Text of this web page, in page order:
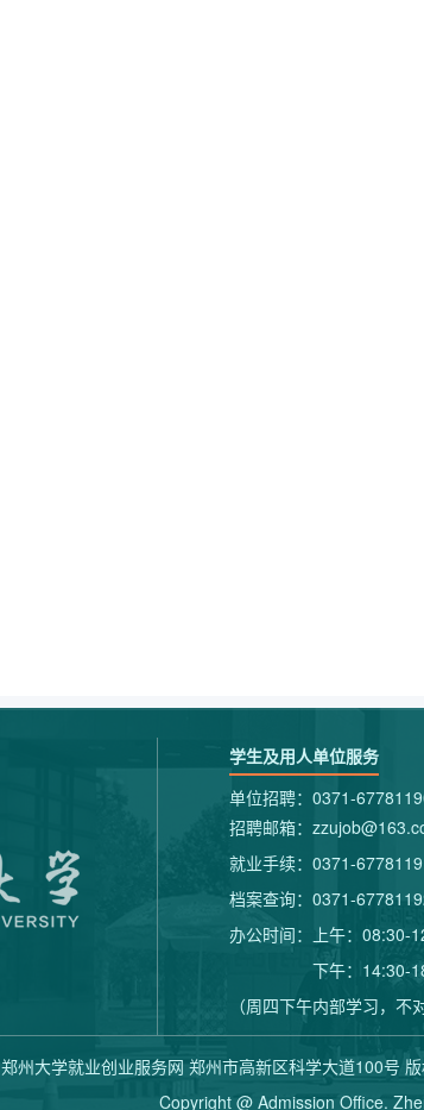
学生及用人单位服务
单位招聘：0371-
招聘邮箱：
就业手续：0371-
档案查询：0371-
办公时间：上午：08:30-
下午：14:30-
（周四下午内部学习，不
郑州大学就业创业服务网 郑州市高新区科学大道100号
Copyright @ Admission Office.